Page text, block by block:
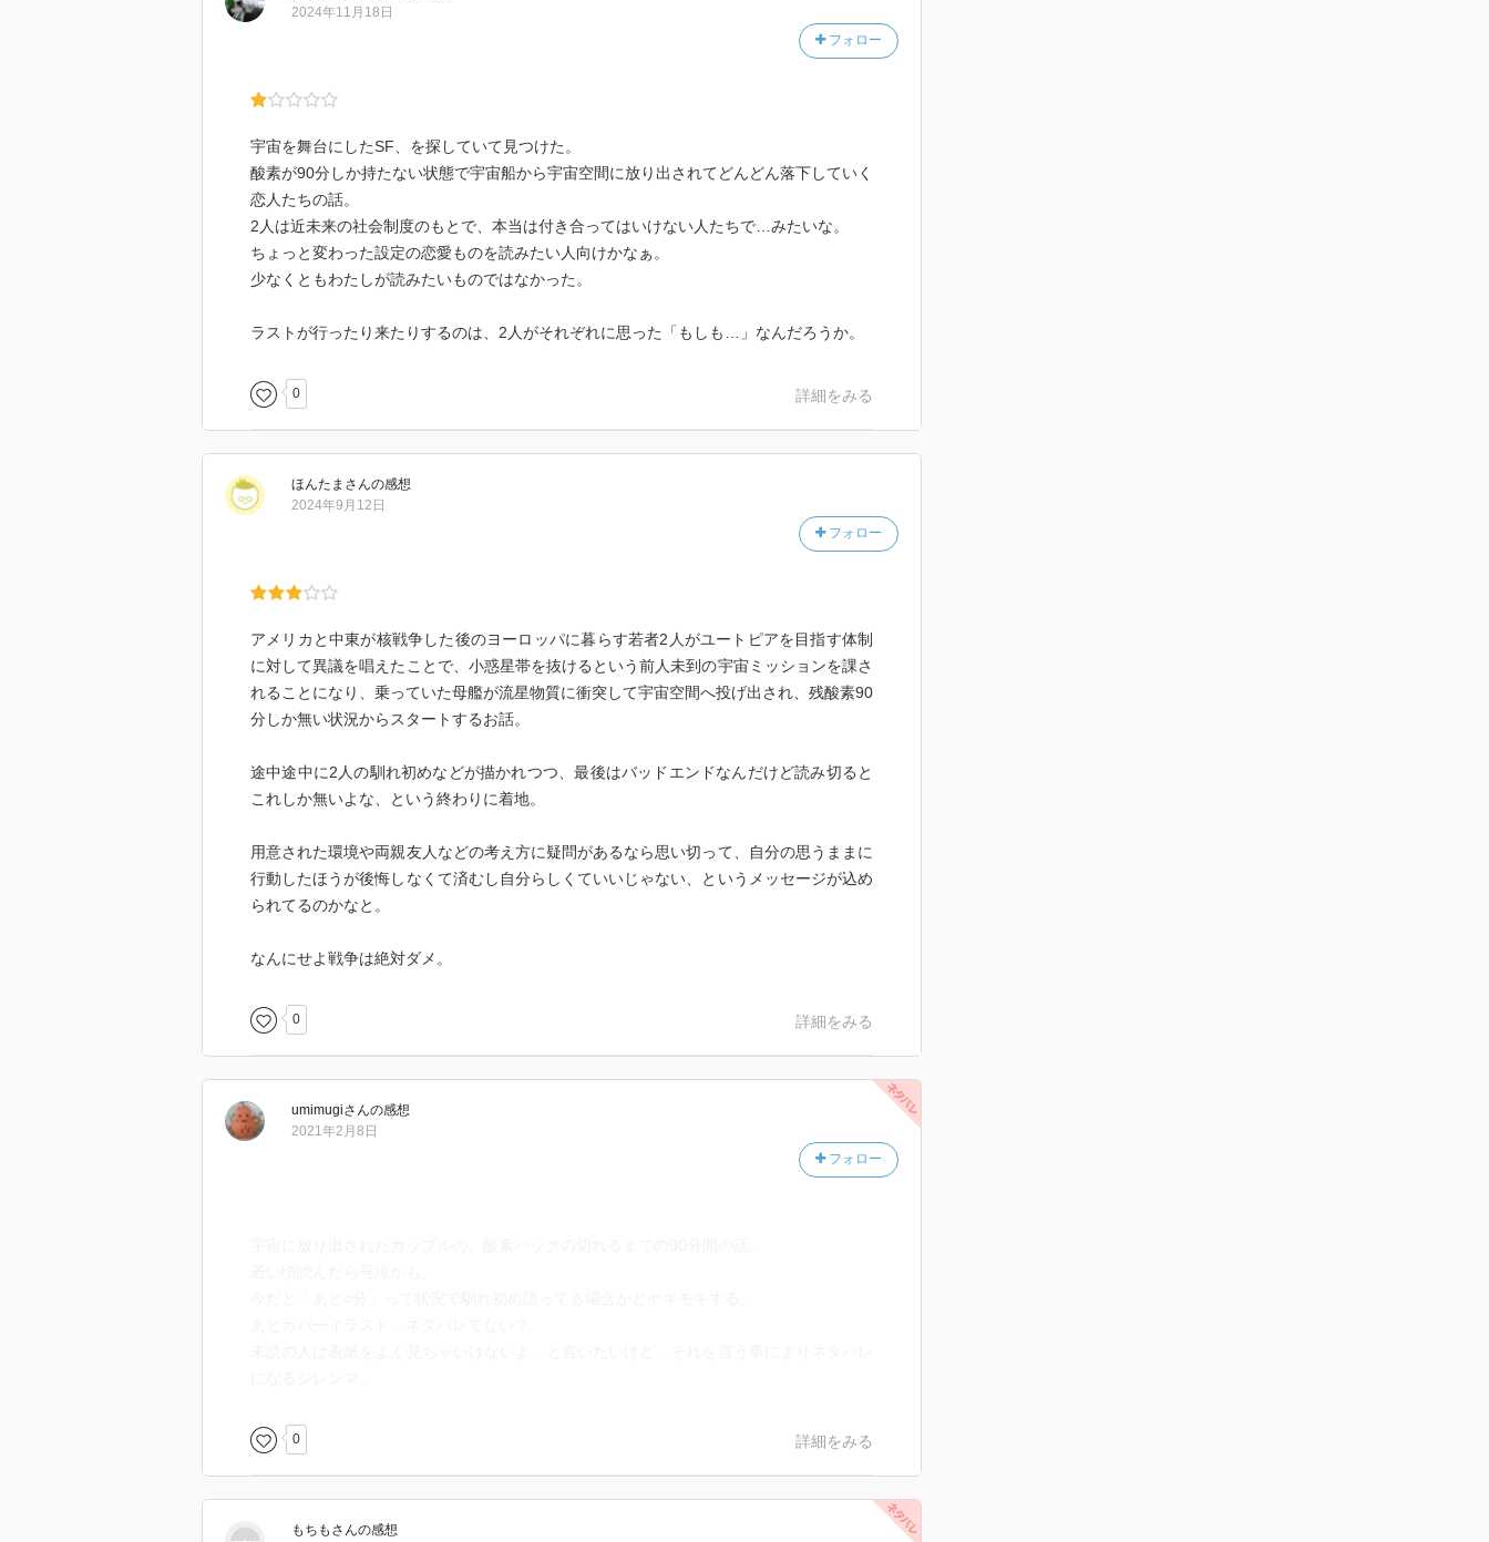
フォロー
2024年11月18日
宇宙を舞台にしたSF、を探していて見つけた。
酸素が90分しか持たない状態で宇宙船から宇宙空間に放り出されてどんどん落下していく
恋人たちの話。
2人は近未来の社会制度のもとで、本当は付き合ってはいけない人たちで…みたいな。
ちょっと変わった設定の恋愛ものを読みたい人向けかなぁ。
少なくともわたしが読みたいものではなかった。
ラストが行ったり来たりするのは、2人がそれぞれに思った「もしも…」なんだろうか。
0 詳細をみる
ほんたま さんの感想
フォロー
2024年9月12日
アメリカと中東が核戦争した後のヨーロッパに暮らす若者2人がユートピアを目指す体制
に対して異議を唱えたことで、小惑星帯を抜けるという前人未到の宇宙ミッションを課さ
れることになり、乗っていた母艦が流星物質に衝突して宇宙空間へ投げ出され、残酸素90
分しか無い状況からスタートするお話。
途中途中に2人の馴れ初めなどが描かれつつ、最後はバッドエンドなんだけど読み切ると
これしか無いよな、という終わりに着地。
用意された環境や両親友人などの考え方に疑問があるなら思い切って、自分の思うままに
行動したほうが後悔しなくて済むし自分らしくていいじゃない、というメッセージが込め
られてるのかなと。
なんにせよ戦争は絶対ダメ。
0 詳細をみる
umimugiさんの感想
フォロー
2021年2月8日
0 詳細をみる
もちも さんの感想